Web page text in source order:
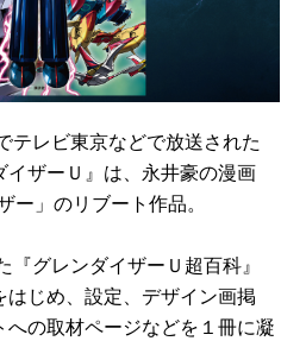
テレビ東京などで放送された
ザーＵ』は、永井豪の漫画
ー」のリブート作品。
グレンダイザーＵ超百科』
じめ、設定、デザイン画掲
の取材ページなどを１冊に凝